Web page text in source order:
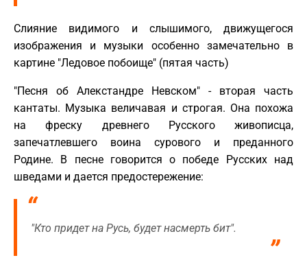
Слияние видимого и слышимого, движущегося
изображения и музыки особенно замечательно в
картине "Ледовое побоище" (пятая часть)
"Песня об Алекстандре Невском" - вторая часть
кантаты. Музыка величавая и строгая. Она похожа
на фреску древнего Русского живописца,
запечатлевшего воина сурового и преданного
Родине. В песне говорится о победе Русских над
шведами и дается предостережение:
"Кто придет на Русь, будет насмерть бит".